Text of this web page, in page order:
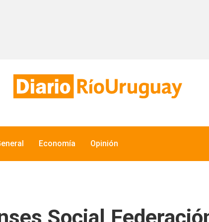
Economía Opinión
Social